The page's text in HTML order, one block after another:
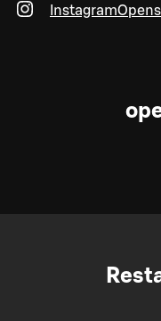
Instagram